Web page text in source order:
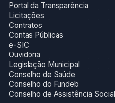
Portal da Transparência
Licitações
Contratos
Contas Públicas
e-SIC
Ouvidoria
Legislação Municipal
Conselho de Saúde
Conselho do Fundeb
Conselho de Assistência Social